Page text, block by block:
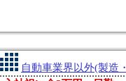
自動車業界以外(製造